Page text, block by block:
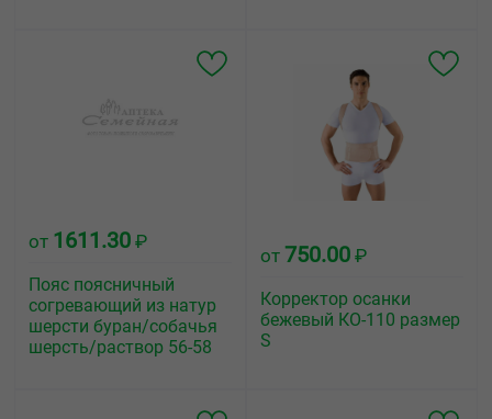
от 1611.30 ₽
Пояс поясничный
согревающий из натур
шерсти буран/собачья
шерсть/раствор 56-58
от 750.00 ₽
Корректор осанки
бежевый КО-110 размер
S